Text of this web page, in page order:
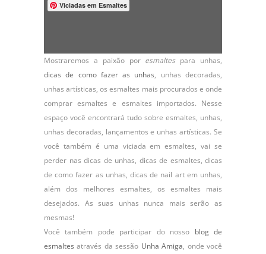
Viciadas em Esmaltes
Mostraremos a paixão por esmaltes para unhas,
dicas de como fazer as unhas, unhas decoradas,
unhas artísticas, osesmaltes mais procurados e onde
comprar esmaltes e esmaltes importados. Nesse
espaço você encontrará tudo sobre esmaltes, unhas,
unhas decoradas, lançamentos e unhas artísticas. Se
você também é uma viciada em esmaltes, vai se
perder nas dicas de unhas, dicas de esmaltes, dicas
de como fazer as unhas, dicas de nail art em unhas,
além dos melhores esmaltes, os esmaltes mais
desejados. As suas unhas nunca mais serão as
mesmas!
Você também pode participar do nosso blog de
esmaltes através da sessão Unha Amiga, onde você